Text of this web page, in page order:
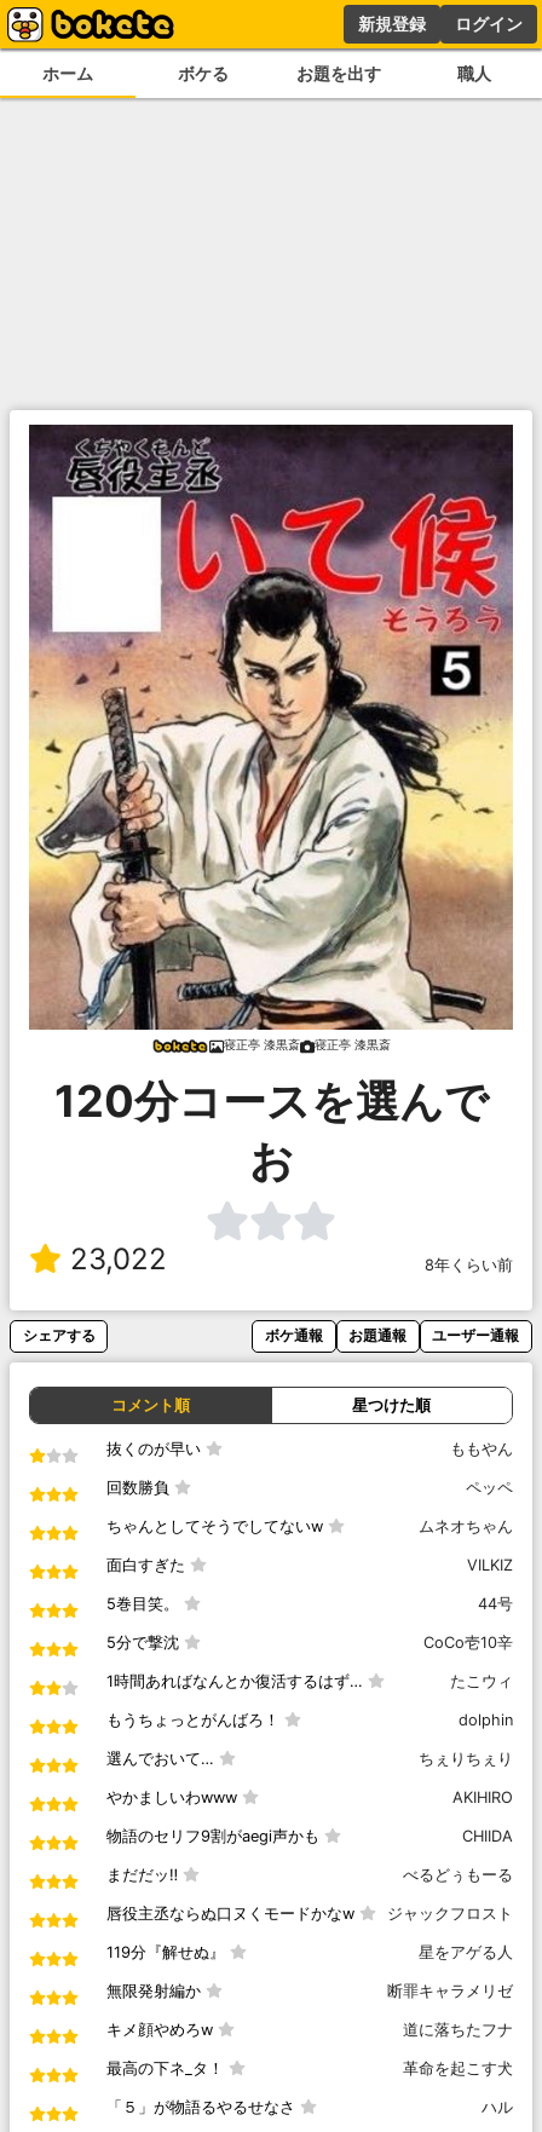
新規登録 ログイン
ホーム ボケる お題を出す 職人
寝正亭 漆黒斎 寝正亭 漆黒斎
120分コースを選んで
お
23,022 8年くらい前
シェアする ボケ通報 お題通報 ユーザー通報
コメント順 星つけた順
抜くのが早い ももやん
回数勝負 ペッペ
ちゃんとしてそうでしてないw ムネオちゃん
面白すぎた VILKIZ
5巻目笑。 44号
5分で撃沈 CoCo壱10辛
1時間あればなんとか復活するはず… たこウィ
もうちょっとがんばろ！ dolphin
選んでおいて… ちぇりちぇり
やかましいわwww AKIHIRO
物語のセリフ9割がaegi声かも CHIIDA
まだだッ‼︎ べるどぅもーる
唇役主丞ならぬ口ヌくモードかなw ジャックフロスト
119分『解せぬ』 星をアゲる人
無限発射編か 断罪キャラメリゼ
キメ顔やめろw 道に落ちたフナ
最高の下ネ_タ！ 革命を起こす犬
「５」が物語るやるせなさ ハル